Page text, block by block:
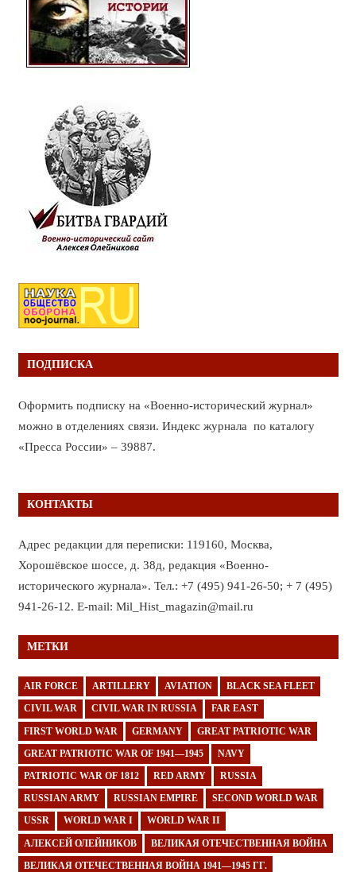
ПОДПИСКА
Оформить подписку на «Военно-исторический журнал»
можно в отделениях связи. Индекс журнала по каталогу
«Пресса России» – 39887.
КОНТАКТЫ
Адрес редакции для переписки: 119160, Москва,
Хорошёвское шоссе, д. 38д, редакция «Военно-
исторического журнала». Тел.: +7 (495) 941-26-50; + 7 (495)
941-26-12. E-mail: Mil_Hist_magazin@mail.ru
МЕТКИ
AIR FORCE ARTILLERY AVIATION BLACK SEA FLEET
CIVIL WAR CIVIL WAR IN RUSSIA FAR EAST
FIRST WORLD WAR GERMANY GREAT PATRIOTIC WAR
GREAT PATRIOTIC WAR OF 1941—1945 NAVY
PATRIOTIC WAR OF 1812 RED ARMY RUSSIA
RUSSIAN ARMY RUSSIAN EMPIRE SECOND WORLD WAR
USSR WORLD WAR I WORLD WAR II
АЛЕКСЕЙ ОЛЕЙНИКОВ ВЕЛИКАЯ ОТЕЧЕСТВЕННАЯ ВОЙНА
ВЕЛИКАЯ ОТЕЧЕСТВЕННАЯ ВОЙНА 1941—1945 ГГ.